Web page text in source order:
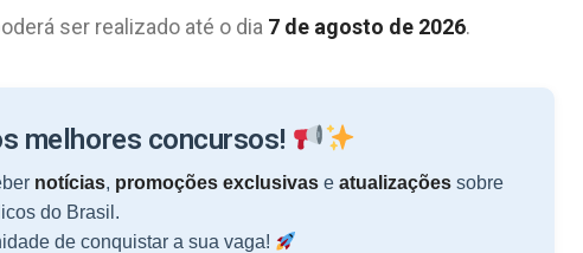
ser realizado até o dia 7 de agosto de 2026.
melhores concursos!
notícias, promoções exclusivas e atualizações sobre
do Brasil.
de conquistar a sua vaga!